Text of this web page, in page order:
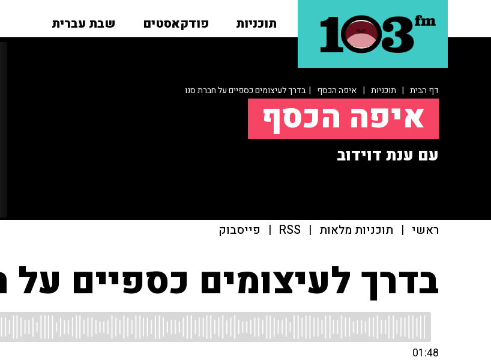
תוכניות פודקאסטים שבת עברית
דף הבית | תוכניות | איפה הכסף | בדרך לעיצומים כספיים על חברת סנו
איפה הכסף
עם ענת דוידוב
ראשי | תוכניות מלאות |
RSS
| פייסבוק
בדרך לעיצומים כספיים על
01:48